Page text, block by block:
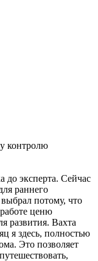
контролю
до эксперта. Сейчас
раннего
потому, что
ценю
развития. Вахта
я здесь, полностью
Это позволяет